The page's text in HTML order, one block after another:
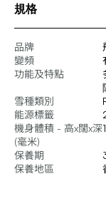
規格
品牌
變頻
功能及特點
雪種類別
能源標籤
機身體積 - 高x闊x深
(毫米)
保養期
保養地區